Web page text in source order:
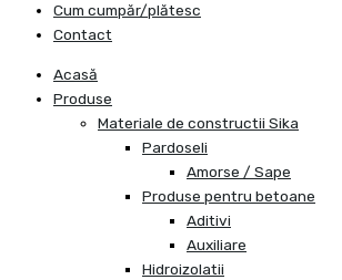
Cum cumpăr/plătesc
Contact
Acasă
Produse
Materiale de constructii Sika
Pardoseli
Amorse / Sape
Produse pentru betoane
Aditivi
Auxiliare
Hidroizolatii